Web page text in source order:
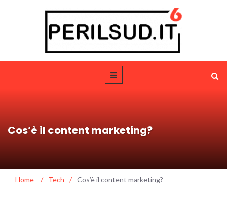
Cos’è il content marketing?
Home / Tech / Cos’è il content marketing?